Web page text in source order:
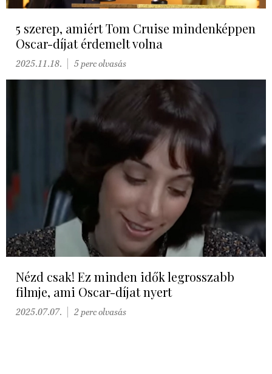
5 szerep, amiért Tom Cruise mindenképpen
Oscar-díjat érdemelt volna
2025.11.18. 5 perc olvasás
Nézd csak! Ez minden idők legrosszabb
filmje, ami Oscar-díjat nyert
2025.07.07. 2 perc olvasás